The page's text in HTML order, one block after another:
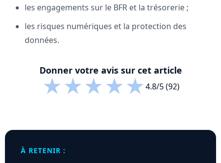
les engagements sur le BFR et la trésorerie ;
les risques numériques et la protection des
données.
Donner votre avis sur cet article
★★★★★4.8/5 (92)
À RETENIR :